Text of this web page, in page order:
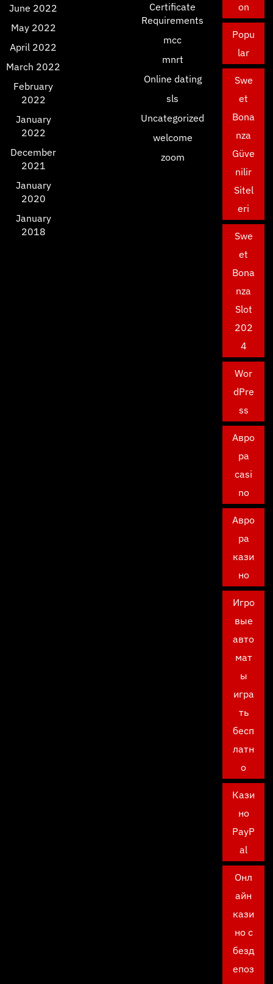
June 2022
May 2022
April 2022
March 2022
February
2022
January
2022
December
2021
January
2020
January
2018
Certificate
Requirements
mcc
mnrt
Online dating
sls
Uncategorized
welcome
zoom
on
Popu
lar
Swe
et
Bona
nza
Güve
nilir
Sitel
eri
Swe
et
Bona
nza
Slot
202
4
Wor
dPre
ss
Авро
ра
casi
no
Авро
ра
кази
но
Игро
вые
авто
мат
ы
игра
ть
бесп
латн
о
Кази
но
PayP
al
Онл
айн
кази
но с
безд
епоз